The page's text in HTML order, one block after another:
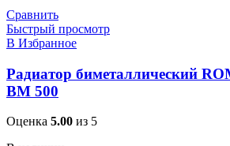
Сравнить
Быстрый просмотр
В Избранное
Радиатор биметаллический
BM 500
Оценка 5.00 из 5